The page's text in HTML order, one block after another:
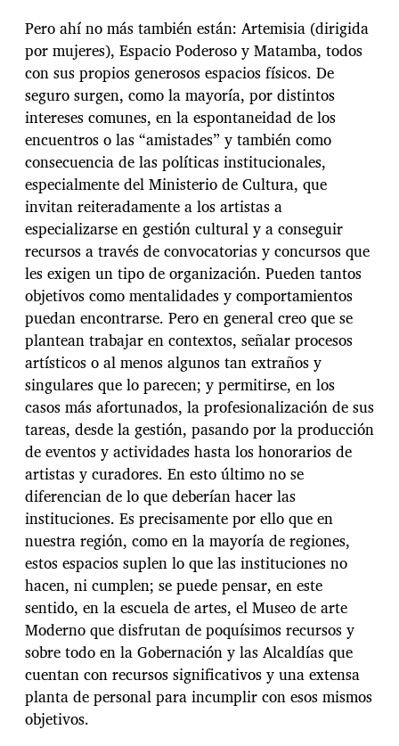
Pero ahí no más también están: Artemisia (dirigida
por mujeres), Espacio Poderoso y Matamba, todos
con sus propios generosos espacios físicos. De
seguro surgen, como la mayoría, por distintos
intereses comunes, en la espontaneidad de los
encuentros o las “amistades” y también como
consecuencia de las políticas institucionales,
especialmente del Ministerio de Cultura, que
invitan reiteradamente a los artistas a
especializarse en gestión cultural y a conseguir
recursos a través de convocatorias y concursos que
les exigen un tipo de organización. Pueden tantos
objetivos como mentalidades y comportamientos
puedan encontrarse. Pero en general creo que se
plantean trabajar en contextos, señalar procesos
artísticos o al menos algunos tan extraños y
singulares que lo parecen; y permitirse, en los
casos más afortunados, la profesionalización de sus
tareas, desde la gestión, pasando por la producción
de eventos y actividades hasta los honorarios de
artistas y curadores. En esto último no se
diferencian de lo que deberían hacer las
instituciones. Es precisamente por ello que en
nuestra región, como en la mayoría de regiones,
estos espacios suplen lo que las instituciones no
hacen, ni cumplen; se puede pensar, en este
sentido, en la escuela de artes, el Museo de arte
Moderno que disfrutan de poquísimos recursos y
sobre todo en la Gobernación y las Alcaldías que
cuentan con recursos significativos y una extensa
planta de personal para incumplir con esos mismos
objetivos.